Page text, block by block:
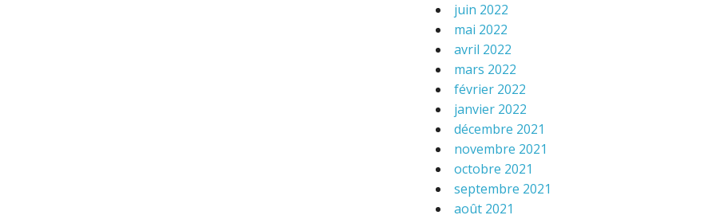
juin 2022
mai 2022
avril 2022
mars 2022
février 2022
janvier 2022
décembre 2021
novembre 2021
octobre 2021
septembre 2021
août 2021